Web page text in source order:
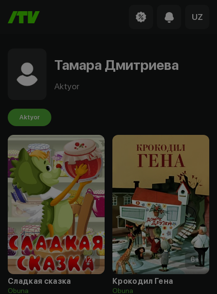
UZ
Тамара Дмитриева
Aktyor
Aktyor
12+
Сладкая сказка
Obuna
6+
Крокодил Гена
Obuna